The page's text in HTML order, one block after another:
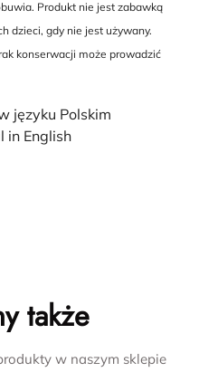
Produkt nie jest zabawką
dzieci, gdy nie jest używany.
konserwacji może prowadzić
języku Polskim
in English
także
w naszym sklepie